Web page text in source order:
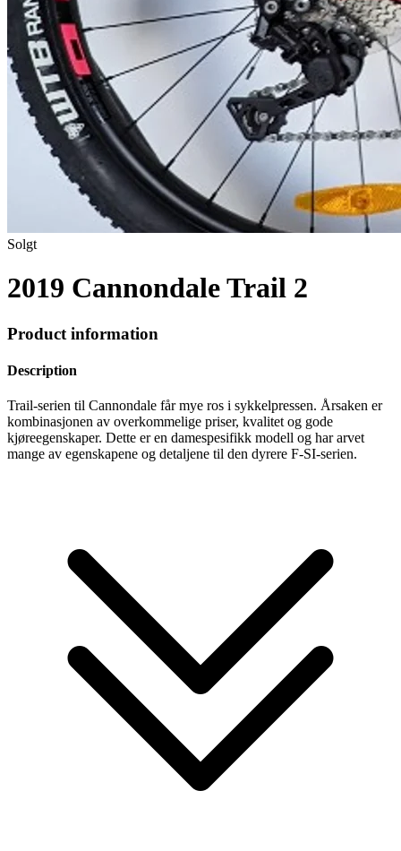
Solgt
2019 Cannondale Trail 2
Product information
Description
Trail-serien til Cannondale får mye ros i sykkelpressen. Årsaken er
kombinasjonen av overkommelige priser, kvalitet og gode
kjøreegenskaper. Dette er en damespesifikk modell og har arvet
mange av egenskapene og detaljene til den dyrere F-SI-serien.